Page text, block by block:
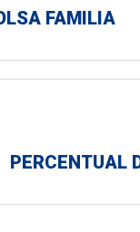
FAMILIA
PERCENTUAL